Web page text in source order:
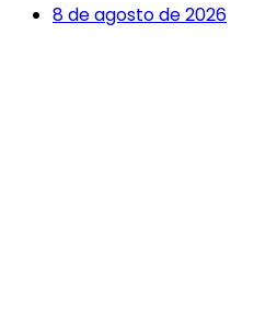
8 de agosto de 2026